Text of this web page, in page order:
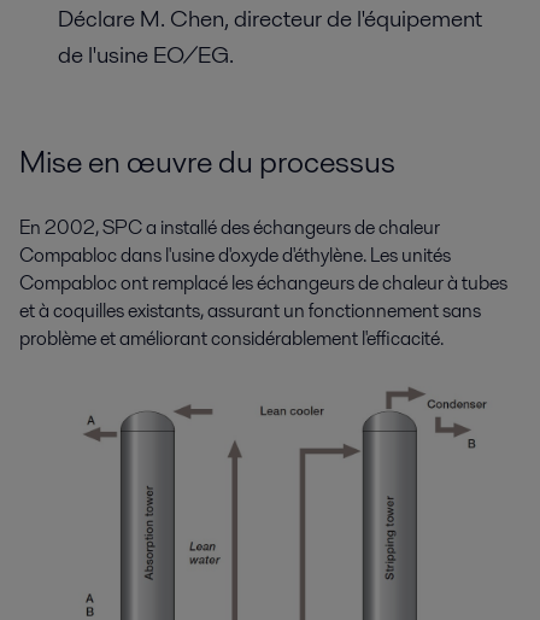
Déclare M. Chen, directeur de l'équipement
de l'usine EO/EG.
Mise en œuvre du processus
En 2002, SPC a installé des échangeurs de chaleur
Compabloc dans l'usine d'oxyde d'éthylène. Les unités
Compabloc ont remplacé les échangeurs de chaleur à tubes
et à coquilles existants, assurant un fonctionnement sans
problème et améliorant considérablement l'efficacité.